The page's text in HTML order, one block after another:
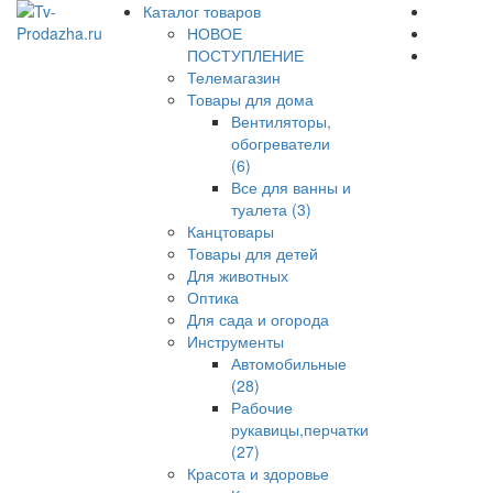
Каталог товаров
НОВОЕ
ПОСТУПЛЕНИЕ
Телемагазин
Товары для дома
Вентиляторы,
обогреватели
(6)
Все для ванны и
туалета (3)
Канцтовары
Товары для детей
Для животных
Оптика
Для сада и огорода
Инструменты
Автомобильные
(28)
Рабочие
рукавицы,перчатки
(27)
Красота и здоровье